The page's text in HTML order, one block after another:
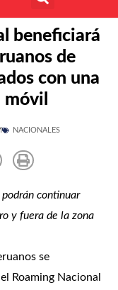
beneficiará
de
con una
NACIONALES
podrán continuar
y fuera de la zona
se
Roaming Nacional